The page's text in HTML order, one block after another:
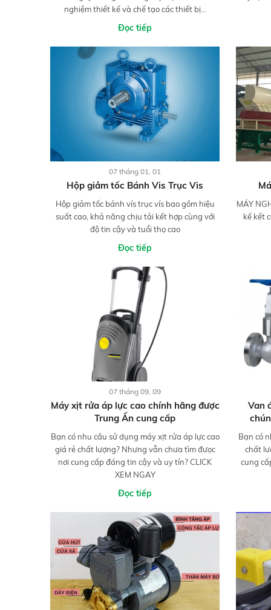
nghiệm thiết kế và chế tạo các thiết bị...
Đọc tiếp
07 tháng 01, 01
Hộp giảm tốc Bánh Vis Trục Vis
Hộp giảm tốc bánh vís trục vís bao gồm hiệu
suất cao, khả năng chịu tải kết hợp cùng với
độ tin cậy và tuổi thọ cao
Đọc tiếp
MÁY
kế kết
07 tháng 09, 09
Máy xịt rửa áp lực cao chính hãng được
Trung Ấn cung cấp
Bạn có nhu cầu sử dụng máy xịt rửa áp lực cao
giá rẻ chất lượng? Nhưng vẫn chưa tìm đưọc
nơi cung cấp đáng tin cậy và uy tín? CLICK
XEM NGAY
Đọc tiếp
Van
Bạn có
chất
cung